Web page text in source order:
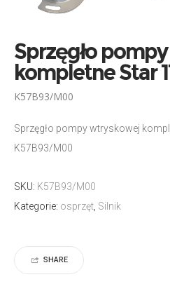
Sprzęgło
kompletne Star
K57B93/M00
Sprzęgło pompy wtryskowej
K57B93/M00
SKU: K57B93/M00
Kategorie: osprzęt Silnik
SHARE